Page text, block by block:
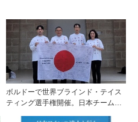
ボルドーで世界ブラインド・テイス
ティング選手権開催。日本チームが4